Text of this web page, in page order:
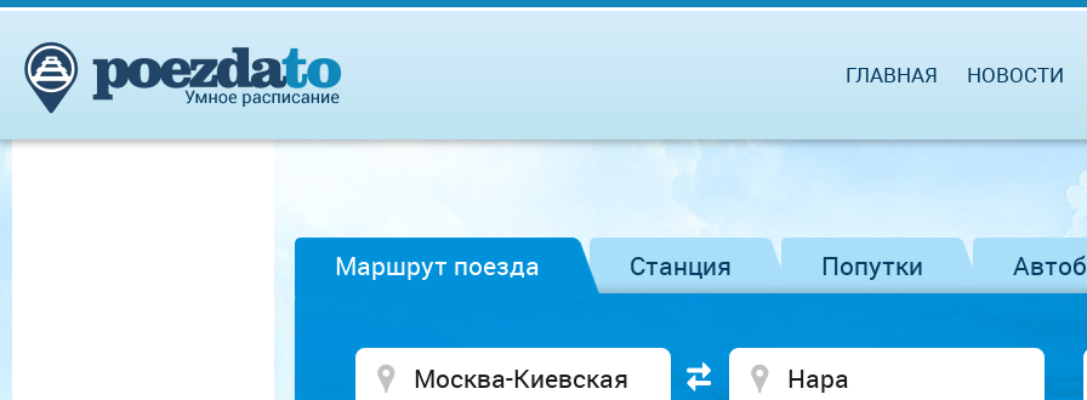
ГЛАВНАЯ НОВОСТИ
Маршрут поезда Станция Попутки